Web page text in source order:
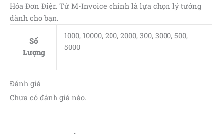
Hóa Đơn Điện Tử M-Invoice chính là lựa chọn lý tưởng
dành cho bạn.
Số
Lượng
1000, 10000, 200, 2000, 300, 3000, 500,
5000
Đánh giá
Chưa có đánh giá nào.